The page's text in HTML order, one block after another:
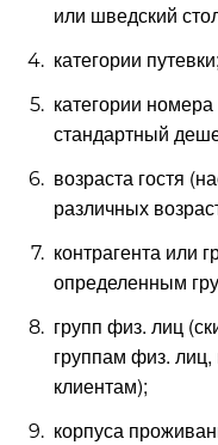
или шведский
категории путевки;
категории
стандартный
возраста гостя
различных
контрагента или
определенным
групп физ. лиц
группам физ.
клиентам);
корпуса